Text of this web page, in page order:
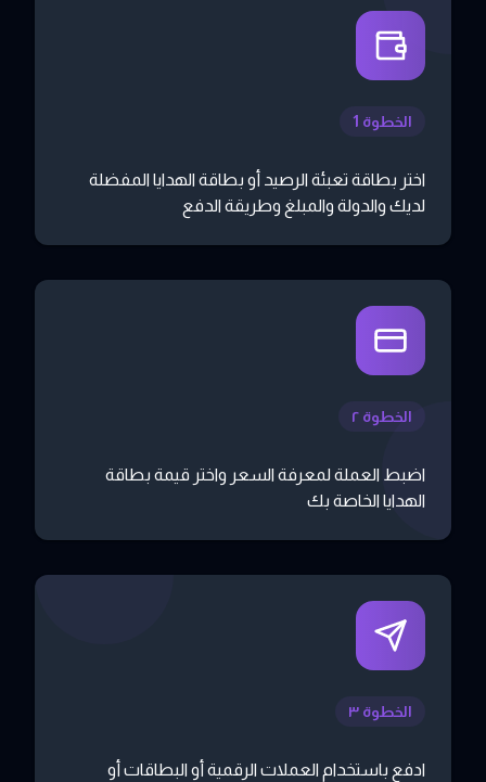
الخطوة 1
اختر بطاقة تعبئة الرصيد أو بطاقة الهدايا المفضلة
لديك والدولة والمبلغ وطريقة الدفع
الخطوة ٢
اضبط العملة لمعرفة السعر واختر قيمة بطاقة
الهدايا الخاصة بك
الخطوة ٣
ادفع باستخدام العملات الرقمية أو البطاقات أو